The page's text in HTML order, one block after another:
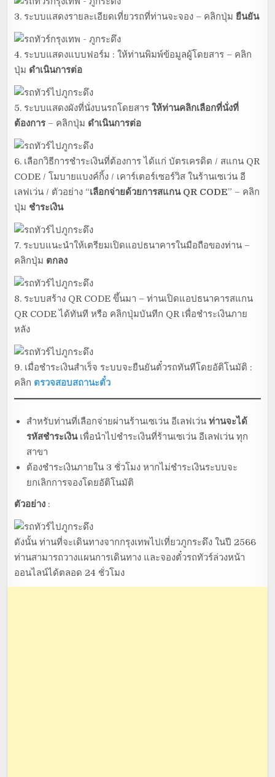
3. ระบบแสดงรายละเอียดเที่ยวรถที่ท่านจะจอง – คลิกปุ่ม ยืนยัน
4. ระบบแสดงแบบฟอร์ม : ให้ท่านพิมพ์ข้อมูลผู้โดยสาร – คลิก
ปุ่ม ดำเนินการต่อ
5. ระบบแสดงผังที่นั่งบนรถโดยสารให้ท่านคลิกเลือกที่นั่งที่
ต้องการ– คลิกปุ่ม ดำเนินการต่อ
6. เลือกวิธีการชำระเงินที่ต้องการ ได้แก่ บัตรเครดิต / สแกน QR
CODE / โมบายแบงค์กิ้ง / เคาร์เตอร์เซอร์วิส ในร้านเซเว่น อี
เลฟเว่น / ตัวอย่าง “เลือกจ่ายด้วยการสแกน QR CODE” – คลิก
ปุ่ม ชำระเงิน
7. ระบบแนะนำให้เตรียมเปิดแอปธนาคารในมือถือของท่าน –
คลิกปุ่ม ตกลง
8. ระบบสร้าง QR CODE ขึ้นมา – ท่านเปิดแอปธนาคารสแกน
QR CODE ได้ทันที หรือ คลิกปุ่มบันทีก QR เพื่อชำระเงินภาย
หลัง
9. เมื่อชำระเงินสำเร็จ ระบบจะยืนยันตั๋วรถทันทีโดยอัติโนมัติ :
คลิก ตรวจสอบสถานะตั๋ว
สำหรับท่านที่เลือกจ่ายผ่านร้านเซเว่น อีเลฟเว่นท่านจะได้
รหัสชำระเงินเพื่อนำไปชำระเงินที่ร้านเซเว่น อีเลฟเว่น ทุก
สาขา
ต้องชำระเงินภายใน 3 ชั่วโมง หากไม่ชำระเงินระบบจะ
ยกเลิกการจองโดยอัติโนมัติ
ตัวอย่าง :
ดังนั้น ท่านที่จะเดินทางจากกรุงเทพไปเที่ยวภูกระดึง ในปี 2566
ท่านสามารถวางแผนการเดินทาง และจองตั๋วรถทัวร์ล่วงหน้า
ออนไลน์ได้ตลอด 24 ชั่วโมง